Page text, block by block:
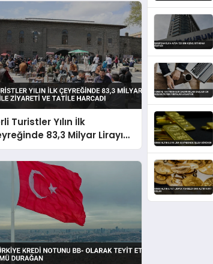
Turistler Yılın İlk
83,3 Milyar Lirayı
Ziyareti ve Tatile Harcadı